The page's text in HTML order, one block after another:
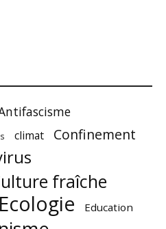
climat Confinement
fraîche
Ecologie Education